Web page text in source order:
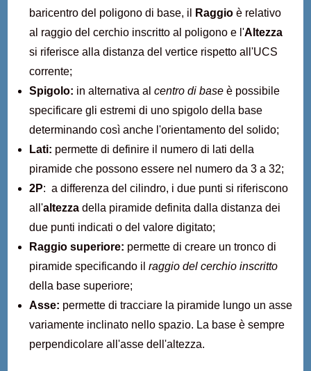
baricentro del poligono di base, il
Raggio è relativo
al raggio del cerchio inscritto al poligono e l'Altezza
si riferisce alla distanza del vertice rispetto all'UCS
corrente;
Spigolo: in alternativa alcentro di base è possibile
specificare gli estremi di uno spigolo della base
determinando così anche l'orientamento del solido;
Lati: permette di definire il numero di lati della
piramide che possono essere nel numero da 3 a 32;
2P: a differenza del cilindro, i due punti si riferiscono
all'altezza della piramide definita dalla distanza dei
due punti indicati o del valore digitato;
Raggio superiore: permette di creare un tronco di
piramide specificando ilraggio del cerchio inscritto
della base superiore;
Asse: permette di tracciare la piramide lungo un asse
variamente inclinato nello spazio. La base è sempre
perpendicolare all'asse dell'altezza.